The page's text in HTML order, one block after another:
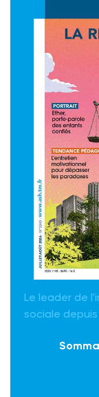
Le leader de
sociale